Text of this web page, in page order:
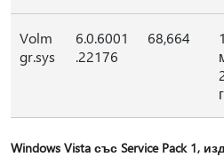
Volm
gr.sys
6.0.6001
.22176
68,664
Windows Vista със Service Pack 1,